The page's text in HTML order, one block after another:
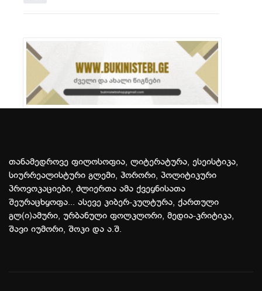
თანამედროვე ფილოსოფია, ლიტერატურა, ესეისტიკა,
სიურრეალისტური გლემი, ჰორორი, პოლიტიკური
პროვოკაციები, ძლიერთა ამა ქვეყნისათა
შეურაცხყოფა... ასევე კიბერ-კულტურა, ქართული
გლ(ი)ამური, ურბანული ფოლკლორი, მედია-კრიტიკა,
შავი იუმორი, შოკი და ა.შ.